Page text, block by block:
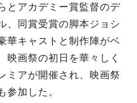
とアカデミー賞監督のデ
、同賞受賞の脚本ジョシ
華キャストと制作陣がベ
画祭の初日を華々しく
ミアが開催され、映画祭
参加した。